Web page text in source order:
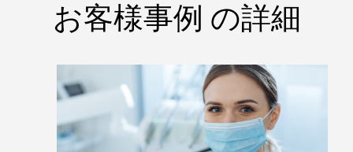
お客様事例 の詳細